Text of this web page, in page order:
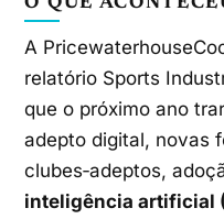
O QUE
A PricewaterhouseCoopers (PwC) publicou o
relatório Sports
que o próximo ano
adepto digital, novas
clubes‑adeptos,
inteligência artificial